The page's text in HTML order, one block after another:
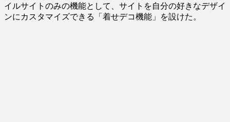
イルサイトのみの機能として、サイトを自分の好きなデザイ
ンにカスタマイズできる「着せデコ機能」を設けた。